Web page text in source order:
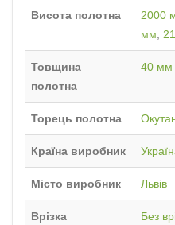
Висота полотна 2000
мм,
Товщина
полотна
40 мм
Торець полотна
Країна виробник
Місто виробник Львів
Врізка Без